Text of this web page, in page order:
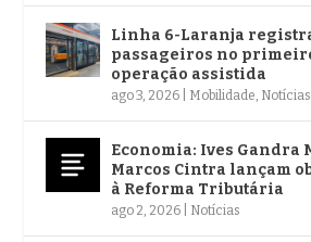
Linha 6-Laranja
passageiros no
operação assistida
ago 3, 2026 Mobilidade, Notícias
Economia: Ives Gandra
Marcos Cintra lançam
à Reforma Tributária
ago 2, 2026 Notícias